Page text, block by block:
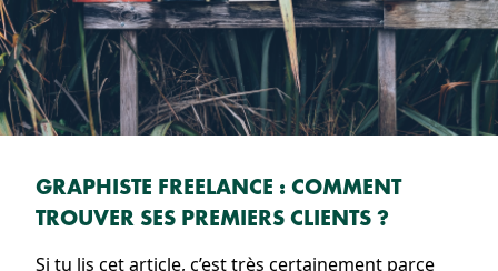
GRAPHISTE FREELANCE : COMMENT
TROUVER SES PREMIERS CLIENTS ?
Si tu lis cet article, c’est très certainement parce